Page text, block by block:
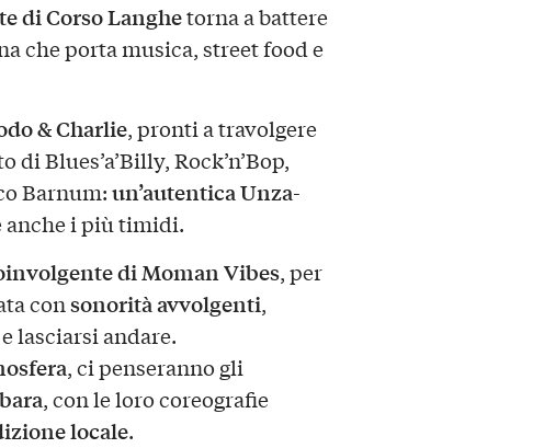
di Corso Langhetorna a battere
che porta musica, street food e
& Charlie, pronti a travolgere
Blues’a’Billy, Rock’n’Bop,
Barnum:un’autentica Unza-
anche i più timidi.
di Moman Vibes, per
consonorità avvolgenti,
e lasciarsi andare.
, ci penseranno gli
, con le loro coreografie
locale.